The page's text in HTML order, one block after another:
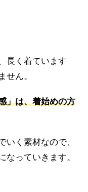
長く着ています
せん。
」は、着始めの方
いく素材なので、
なっていきます。